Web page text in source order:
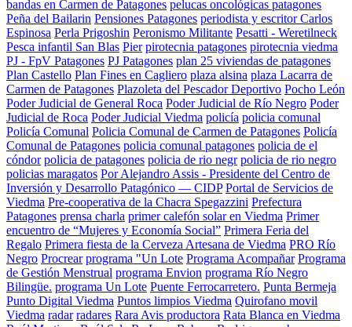
bandas en Carmen de Patagones pelucas oncológicas patagones
Peña del Bailarin Pensiones Patagones periodista y escritor Carlos
Espinosa Perla Prigoshin Peronismo Militante Pesatti - Weretilneck
Pesca infantil San Blas Pier pirotecnia patagones pirotecnia viedma
PJ - FpV Patagones PJ Patagones plan 25 viviendas de patagones
Plan Castello Plan Fines en Cagliero plaza alsina plaza Lacarra de
Carmen de Patagones Plazoleta del Pescador Deportivo Pocho León
Poder Judicial de General Roca Poder Judicial de Río Negro Poder
Judicial de Roca Poder Judicial Viedma policía policia comunal
Policía Comunal Policia Comunal de Carmen de Patagones Policía
Comunal de Patagones policia comunal patagones policia de el
cóndor policia de patagones policia de rio negr policia de rio negro
policias maragatos Por Alejandro Assis - Presidente del Centro de
Inversión y Desarrollo Patagónico — CIDP Portal de Servicios de
Viedma Pre-cooperativa de la Chacra Spegazzini Prefectura
Patagones prensa charla primer calefón solar en Viedma Primer
encuentro de “Mujeres y Economía Social” Primera Feria del
Regalo Primera fiesta de la Cerveza Artesana de Viedma PRO Río
Negro Procrear programa "Un Lote Programa Acompañar Programa
de Gestión Menstrual programa Envion programa Río Negro
Bilingüe. programa Un Lote Puente Ferrocarretero. Punta Bermeja
Punto Digital Viedma Puntos limpios Viedma Quirofano movil
Viedma radar radares Rara Avis productora Rata Blanca en Viedma